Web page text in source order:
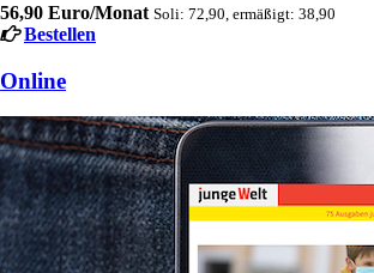
56,90 Euro/Monat Soli: 72,90, ermäßigt: 38,90
Bestellen
Online